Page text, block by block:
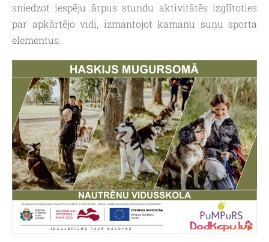
sniedzot iespēju ārpus stundu aktivitātēs izglītoties
par apkārtējo vidi, izmantojot kamanu suņu sporta
elementus.